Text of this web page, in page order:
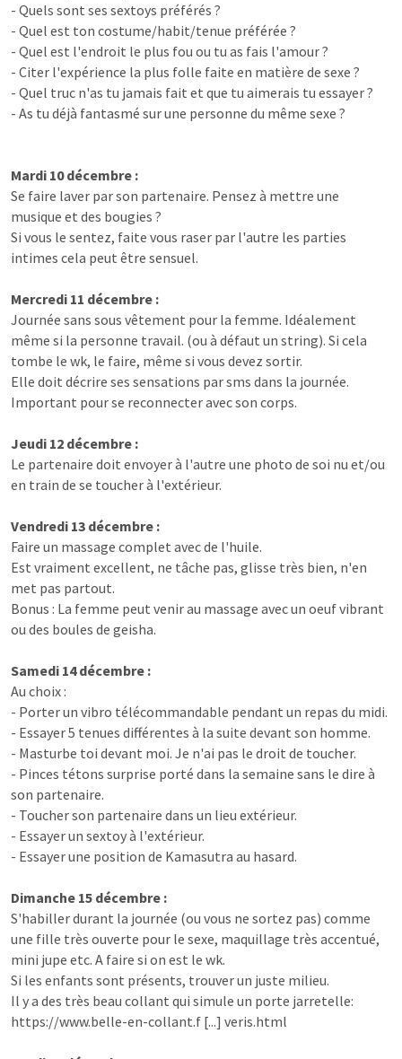
- Quels sont ses sextoys préférés ?
- Quel est ton costume/habit/tenue préférée ?
- Quel est l'endroit le plus fou ou tu as fais l'amour ?
- Citer l'expérience la plus folle faite en matière de sexe ?
- Quel truc n'as tu jamais fait et que tu aimerais tu essayer ?
- As tu déjà fantasmé sur une personne du même sexe ?
Mardi 10 décembre :
Se faire laver par son partenaire. Pensez à mettre une
musique et des bougies ?
Si vous le sentez, faite vous raser par l'autre les parties
intimes cela peut être sensuel.
Mercredi 11 décembre :
Journée sans sous vêtement pour la femme. Idéalement
même si la personne travail. (ou à défaut un string). Si cela
tombe le wk, le faire, même si vous devez sortir.
Elle doit décrire ses sensations par sms dans la journée.
Important pour se reconnecter avec son corps.
Jeudi 12 décembre :
Le partenaire doit envoyer à l'autre une photo de soi nu et/ou
en train de se toucher à l'extérieur.
Vendredi 13 décembre :
Faire un massage complet avec de l'huile.
Est vraiment excellent, ne tâche pas, glisse très bien, n'en
met pas partout.
Bonus : La femme peut venir au massage avec un oeuf vibrant
ou des boules de geisha.
Samedi 14 décembre :
Au choix :
- Porter un vibro télécommandable pendant un repas du midi.
- Essayer 5 tenues différentes à la suite devant son homme.
- Masturbe toi devant moi. Je n'ai pas le droit de toucher.
- Pinces tétons surprise porté dans la semaine sans le dire à
son partenaire.
- Toucher son partenaire dans un lieu extérieur.
- Essayer un sextoy à l'extérieur.
- Essayer une position de Kamasutra au hasard.
Dimanche 15 décembre :
S'habiller durant la journée (ou vous ne sortez pas) comme
une fille très ouverte pour le sexe, maquillage très accentué,
mini jupe etc. A faire si on est le wk.
Si les enfants sont présents, trouver un juste milieu.
Il y a des très beau collant qui simule un porte jarretelle:
https://www.belle-en-collant.f [...] veris.html